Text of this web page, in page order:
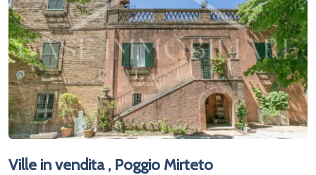
Ville in vendita , Poggio Mirteto